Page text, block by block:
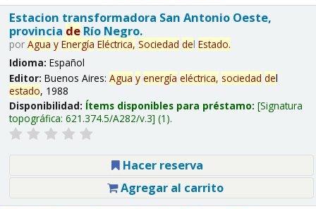
Estacion transformadora San Antonio Oeste,
provincia deRío Negro.
por Agua y Energía Eléctrica, Sociedad del Estado.
Idioma: Español
Editor: Buenos Aires: Agua y energía eléctrica, sociedad del
estado, 1988
Disponibilidad: Ítems disponibles para préstamo: Signatura
topográfica: 621.374.5/A282/v.3 (1).
Hacer reserva
Agregar al carrito